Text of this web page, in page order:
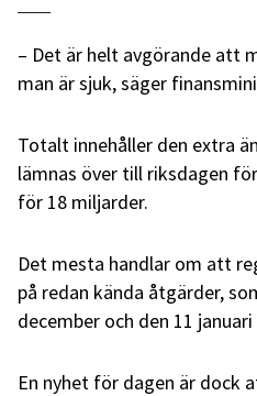
– Det är helt avgörande att
man är sjuk, säger
Totalt innehåller den extra
lämnas över till riksdagen
för 18 miljarder.
Det mesta handlar om att
på redan kända åtgärder,
december och den 11 januari
En nyhet för dagen är dock